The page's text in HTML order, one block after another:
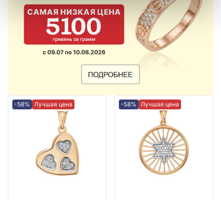
-58% Лучшая цена -58% Лучшая цена